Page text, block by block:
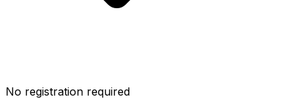
No registration required